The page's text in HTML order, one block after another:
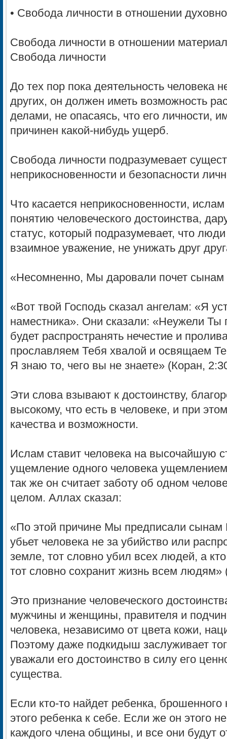
• Свобода личности в отношении
Свобода личности в отношении
Свобода личности
До тех пор пока деятельность человека
других, он должен иметь возможность
делами, не опасаясь, что его личности,
причинен какой-нибудь ущерб.
Свобода личности подразумевает
неприкосновенности и безопасности
Что касается неприкосновенности,
понятию человеческого достоинства,
статус, который подразумевает, что
взаимное уважение, не унижать друг
«Несомненно, Мы даровали почет
«Вот твой Господь сказал ангелам: «Я
наместника». Они сказали: «Неужели Ты
будет распространять нечестие и
прославляем Тебя хвалой и освящаем
Я знаю то, чего вы не знаете» (Коран,
Эти слова взывают к достоинству,
высокому, что есть в человеке, и при
качества и возможности.
Ислам ставит человека на высочайшую
ущемление одного человека
так же он считает заботу об одном
целом. Аллах сказал:
«По этой причине Мы предписали сынам
убьет человека не за убийство или
земле, тот словно убил всех людей, а
тот словно сохранит жизнь всем людям»
Это признание человеческого
мужчины и женщины, правителя и
человека, независимо от цвета кожи,
Поэтому даже подкидыш заслуживает
уважали его достоинство в силу его
существа.
Если кто-то найдет ребенка, брошенного
этого ребенка к себе. Если же он этого
каждого члена общины, и все они будут